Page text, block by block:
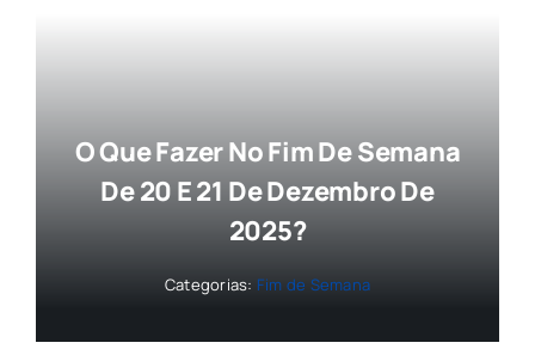
O Que Fazer No Fim De Semana
De 20 E 21 De Dezembro De
2025?
Categorias: Fim de Semana